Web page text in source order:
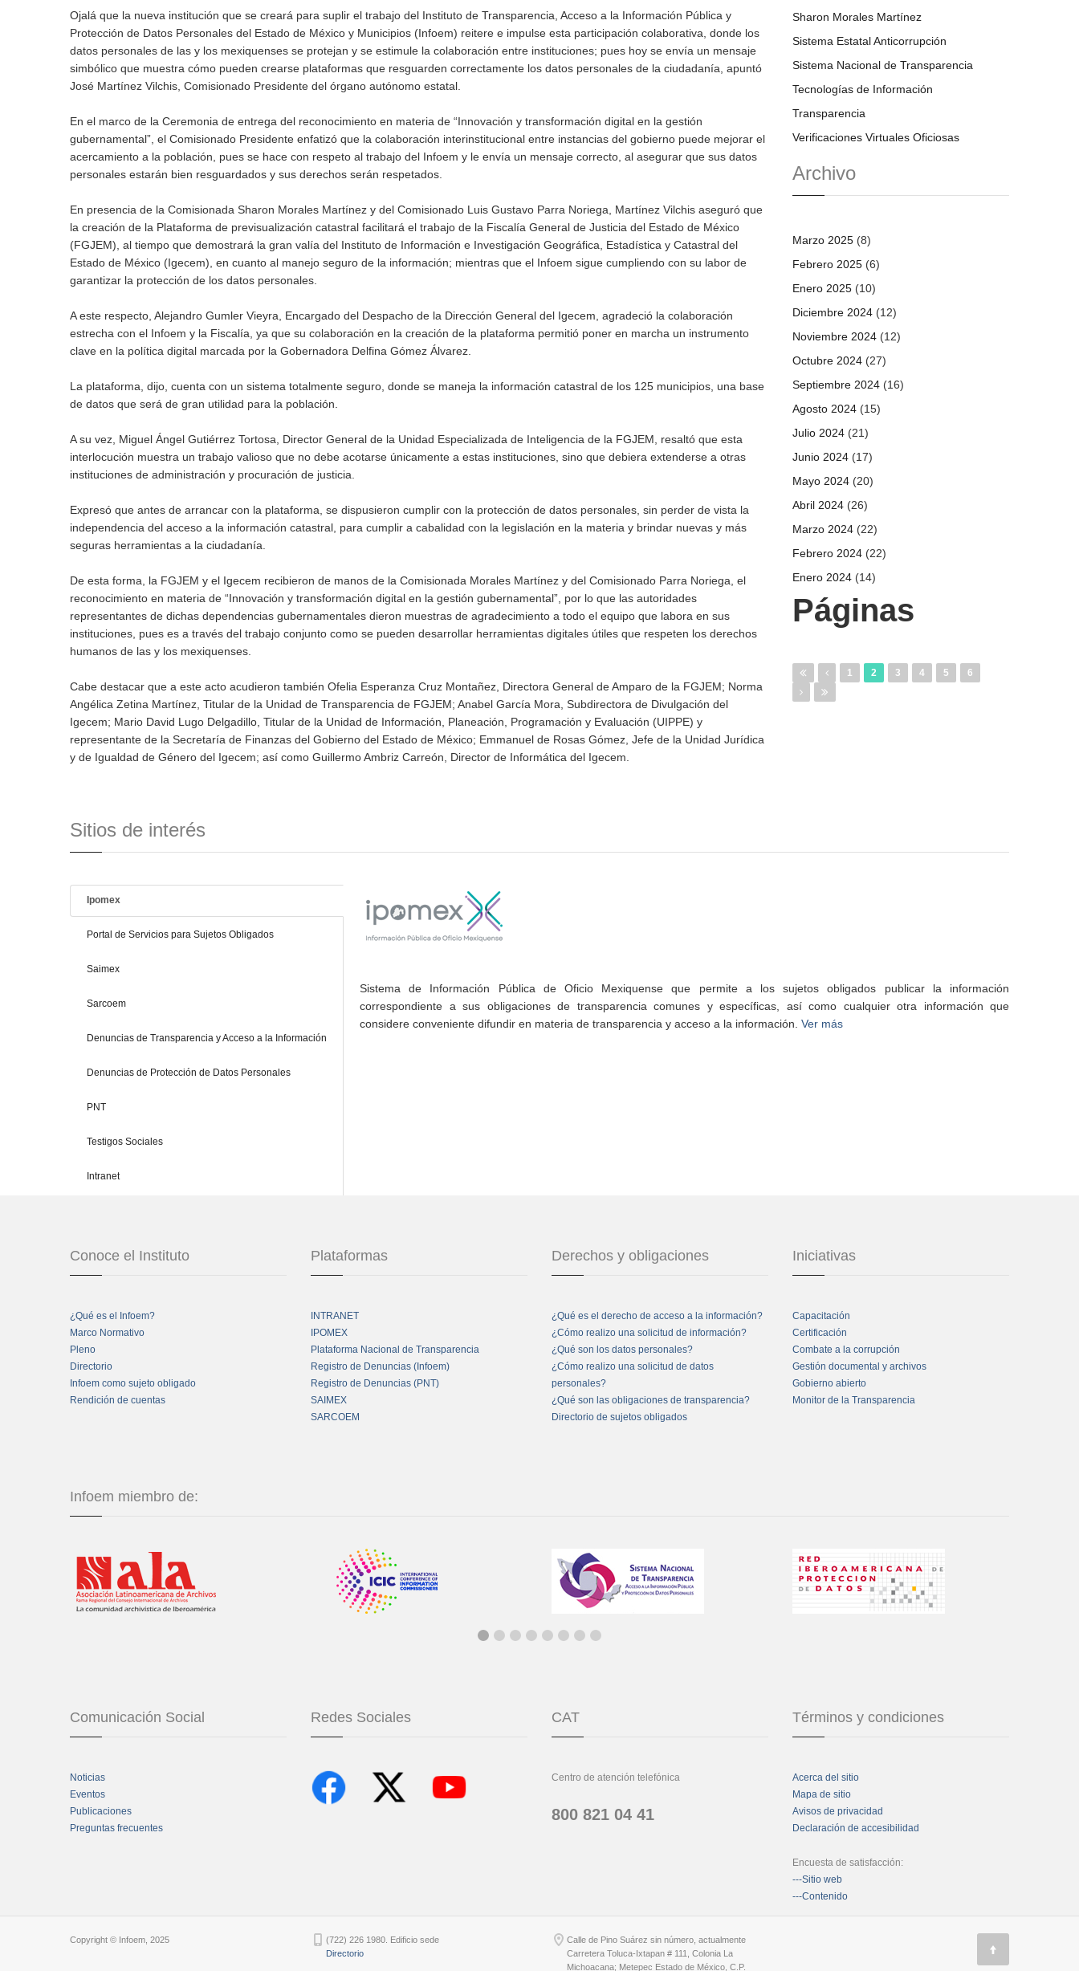
Ojalá que la nueva institución que se creará para suplir el trabajo del Instituto de Transparencia, Acceso a la Información Pública y
Protección de Datos Personales del Estado de México y Municipios (Infoem) reitere e impulse esta participación colaborativa, donde los
datos personales de las y los mexiquenses se protejan y se estimule la colaboración entre instituciones; pues hoy se envía un mensaje
simbólico que muestra cómo pueden crearse plataformas que resguarden correctamente los datos personales de la ciudadanía, apuntó
José Martínez Vilchis, Comisionado Presidente del órgano autónomo estatal.
En el marco de la Ceremonia de entrega del reconocimiento en materia de “Innovación y transformación digital en la gestión
gubernamental”, el Comisionado Presidente enfatizó que la colaboración interinstitucional entre instancias del gobierno puede mejorar el
acercamiento a la población, pues se hace con respeto al trabajo del Infoem y le envía un mensaje correcto, al asegurar que sus datos
personales estarán bien resguardados y sus derechos serán respetados.
En presencia de la Comisionada Sharon Morales Martínez y del Comisionado Luis Gustavo Parra Noriega, Martínez Vilchis aseguró que
la creación de la Plataforma de previsualización catastral facilitará el trabajo de la Fiscalía General de Justicia del Estado de México
(FGJEM), al tiempo que demostrará la gran valía del Instituto de Información e Investigación Geográfica, Estadística y Catastral del
Estado de México (Igecem), en cuanto al manejo seguro de la información; mientras que el Infoem sigue cumpliendo con su labor de
garantizar la protección de los datos personales.
A este respecto, Alejandro Gumler Vieyra, Encargado del Despacho de la Dirección General del Igecem, agradeció la colaboración
estrecha con el Infoem y la Fiscalía, ya que su colaboración en la creación de la plataforma permitió poner en marcha un instrumento
clave en la política digital marcada por la Gobernadora Delfina Gómez Álvarez.
La plataforma, dijo, cuenta con un sistema totalmente seguro, donde se maneja la información catastral de los 125 municipios, una base
de datos que será de gran utilidad para la población.
A su vez, Miguel Ángel Gutiérrez Tortosa, Director General de la Unidad Especializada de Inteligencia de la FGJEM, resaltó que esta
interlocución muestra un trabajo valioso que no debe acotarse únicamente a estas instituciones, sino que debiera extenderse a otras
instituciones de administración y procuración de justicia.
Expresó que antes de arrancar con la plataforma, se dispusieron cumplir con la protección de datos personales, sin perder de vista la
independencia del acceso a la información catastral, para cumplir a cabalidad con la legislación en la materia y brindar nuevas y más
seguras herramientas a la ciudadanía.
De esta forma, la FGJEM y el Igecem recibieron de manos de la Comisionada Morales Martínez y del Comisionado Parra Noriega, el
reconocimiento en materia de “Innovación y transformación digital en la gestión gubernamental”, por lo que las autoridades
representantes de dichas dependencias gubernamentales dieron muestras de agradecimiento a todo el equipo que labora en sus
instituciones, pues es a través del trabajo conjunto como se pueden desarrollar herramientas digitales útiles que respeten los derechos
humanos de las y los mexiquenses.
Cabe destacar que a este acto acudieron también Ofelia Esperanza Cruz Montañez, Directora General de Amparo de la FGJEM; Norma
Angélica Zetina Martínez, Titular de la Unidad de Transparencia de FGJEM; Anabel García Mora, Subdirectora de Divulgación del
Igecem; Mario David Lugo Delgadillo, Titular de la Unidad de Información, Planeación, Programación y Evaluación (UIPPE) y
representante de la Secretaría de Finanzas del Gobierno del Estado de México; Emmanuel de Rosas Gómez, Jefe de la Unidad Jurídica
y de Igualdad de Género del Igecem; así como Guillermo Ambriz Carreón, Director de Informática del Igecem.
Sharon Morales Martínez
Sistema Estatal Anticorrupción
Sistema Nacional de Transparencia
Tecnologías de Información
Transparencia
Verificaciones Virtuales Oficiosas
Archivo
Marzo 2025 (8)
Febrero 2025 (6)
Enero 2025 (10)
Diciembre 2024 (12)
Noviembre 2024 (12)
Octubre 2024 (27)
Septiembre 2024 (16)
Agosto 2024 (15)
Julio 2024 (21)
Junio 2024 (17)
Mayo 2024 (20)
Abril 2024 (26)
Marzo 2024 (22)
Febrero 2024 (22)
Enero 2024 (14)
Páginas
1 2 3 4 5 6
Sitios de interés
Ipomex
Portal de Servicios para Sujetos Obligados
Saimex
Sarcoem
Denuncias de Transparencia y Acceso a la Información
Denuncias de Protección de Datos Personales
PNT
Testigos Sociales
Intranet
Sistema de Información Pública de Oficio Mexiquense que permite a los sujetos obligados publicar la información
correspondiente a sus obligaciones de transparencia comunes y específicas, así como cualquier otra información que
considere conveniente difundir en materia de transparencia y acceso a la información. Ver más
Conoce el Instituto
¿Qué es el Infoem?
Marco Normativo
Pleno
Directorio
Infoem como sujeto obligado
Rendición de cuentas
Plataformas
INTRANET
IPOMEX
Plataforma Nacional de Transparencia
Registro de Denuncias (Infoem)
Registro de Denuncias (PNT)
SAIMEX
SARCOEM
Derechos y obligaciones
¿Qué es el derecho de acceso a la información?
¿Cómo realizo una solicitud de información?
¿Qué son los datos personales?
¿Cómo realizo una solicitud de datos
personales?
¿Qué son las obligaciones de transparencia?
Directorio de sujetos obligados
Iniciativas
Capacitación
Certificación
Combate a la corrupción
Gestión documental y archivos
Gobierno abierto
Monitor de la Transparencia
Infoem miembro de:
Comunicación Social
Noticias
Eventos
Publicaciones
Preguntas frecuentes
Redes Sociales CAT
Centro de atención telefónica
800 821 04 41
Términos y condiciones
Acerca del sitio
Mapa de sitio
Avisos de privacidad
Declaración de accesibilidad
Encuesta de satisfacción:
---Sitio web
---Contenido
Copyright © Infoem, 2025
(722) 226 1980. Edificio sede
Directorio
Calle de Pino Suárez sin número, actualmente
Carretera Toluca-Ixtapan # 111, Colonia La
Michoacana; Metepec Estado de México, C.P.